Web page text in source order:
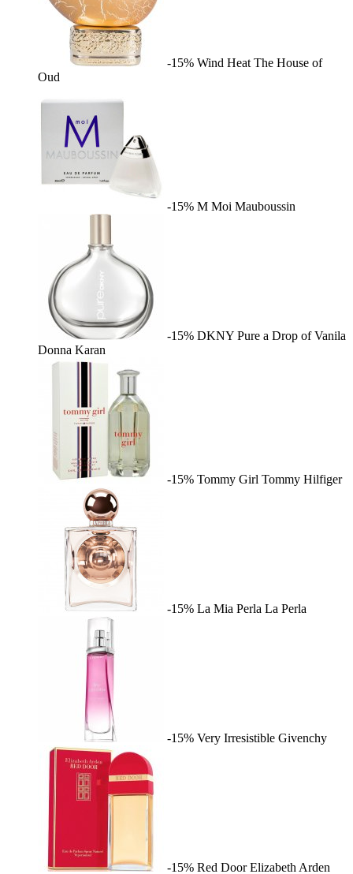
-15% Wind Heat The House of
Oud
-15% M Moi Mauboussin
-15% DKNY Pure a Drop of Vanila
Donna Karan
-15% Tommy Girl Tommy Hilfiger
-15% La Mia Perla La Perla
-15% Very Irresistible Givenchy
-15% Red Door Elizabeth Arden